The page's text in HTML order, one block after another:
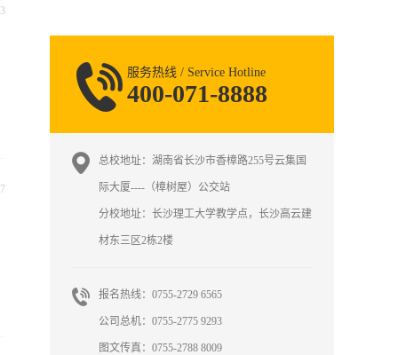
烟、照明、材料耐脏耐磨• 办公空间：
水...
服务热线 / Service Hotline
400-071-8888
总校地址：湖南省长沙市香樟路255号云集国
际大厦----（樟树屋）公交站
分校地址：长沙理工大学教学点，长沙高云建
材东三区2栋2楼
报名热线：0755-2729 6565
公司总机：0755-2775 9293
图文传真：0755-2788 8009